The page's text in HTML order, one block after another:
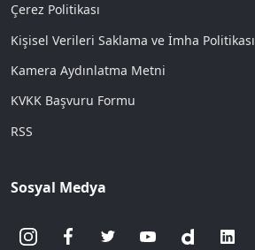
Çerez Politikası
Kişisel Verileri Saklama ve İmha Politikası
Kamera Aydınlatma Metni
KVKK Başvuru Formu
RSS
Sosyal Medya